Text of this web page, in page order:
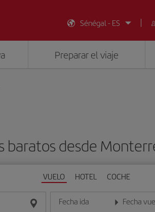
Sénégal - ES
Preparar el viaje
baratos desde
VUELO HOTEL COCHE
Fecha ida
Introduce la fecha en formato día/
Fecha
Introduce la